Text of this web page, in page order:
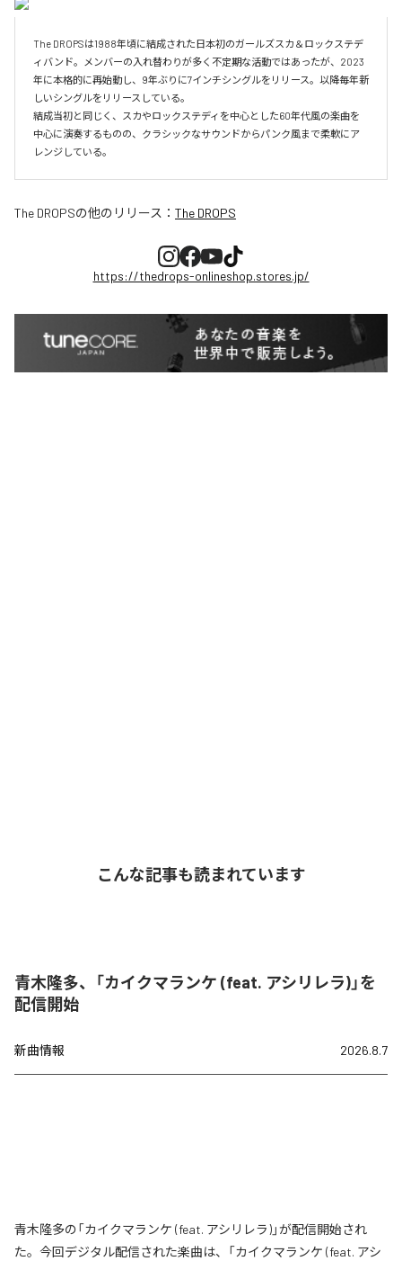
The DROPSは1988年頃に結成された日本初のガールズスカ＆ロックステデ
ィバンド。メンバーの入れ替わりが多く不定期な活動ではあったが、2023
年に本格的に再始動し、9年ぶりに7インチシングルをリリース。以降毎年新
しいシングルをリリースしている。
結成当初と同じく、スカやロックステディを中心とした60年代風の楽曲を
中心に演奏するものの、クラシックなサウンドからパンク風まで柔軟にア
The DROPSの他のリリース： The DROPS
https://thedrops-onlineshop.stores.jp/
こんな記事も読まれています
青木隆多、「カイクマランケ (feat. アシリレラ)」を
配信開始
新曲情報 2026.8.7
青木隆多の「カイクマランケ (feat. アシリレラ)」が配信開始され
た。今回デジタル配信された楽曲は、「カイクマランケ (feat. アシ